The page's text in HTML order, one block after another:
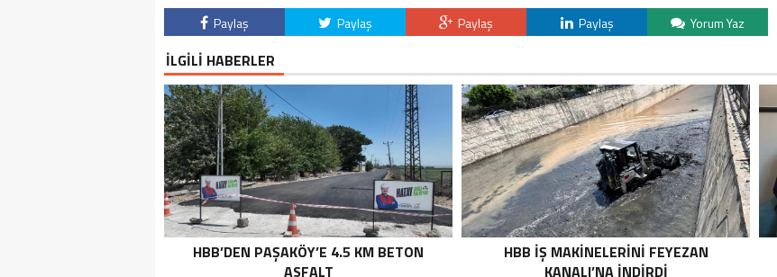
Paylaş Paylaş Paylaş Paylaş Yorum Yaz
İLGİLİ HABERLER
HBB’DEN PAŞAKÖY’E 4.5 KM BETON
ASFALT
HBB İŞ MAKİNELERİNİ FEYEZAN
KANALI’NA İNDİRDİ